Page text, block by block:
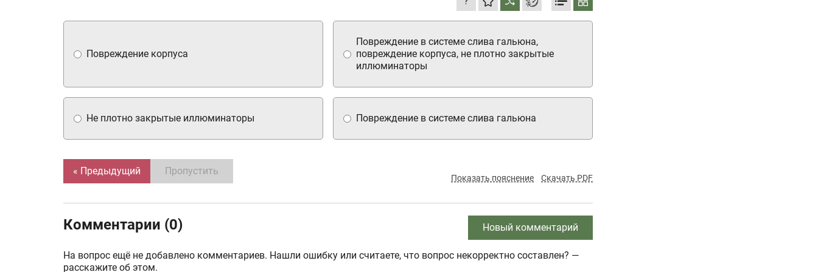
Повреждение в системе слива гальюна
Повреждение корпуса
Не плотно закрытые иллюминаторы
Повреждение в системе слива гальюна,
повреждение корпуса, не плотно закрытые
иллюминаторы
« Предыдущий Пропустить
Показать пояснение Скачать PDF
Комментарии (0) Новый комментарий
На вопрос ещё не добавлено комментариев. Нашли ошибку или считаете, что вопрос некорректно составлен? —
расскажите об этом.